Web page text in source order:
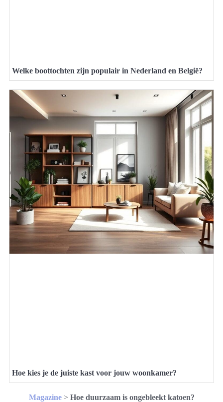
Welke boottochten zijn populair in Nederland en België?
Hoe kies je de juiste kast voor jouw woonkamer?
Magazine> Hoe duurzaam is ongebleekt katoen?